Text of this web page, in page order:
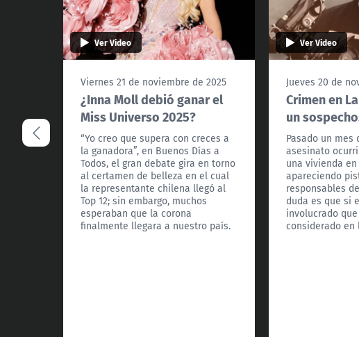
Ver Video
Viernes 21 de noviembre de 2025
¿Inna Moll debió ganar el
Miss Universo 2025?
“Yo creo que supera con creces a
la ganadora”, en Buenos Días a
Todos, el gran debate gira en torno
al certamen de belleza en el cual
la representante chilena llegó al
Top 12; sin embargo, muchos
esperaban que la corona
finalmente llegara a nuestro país.
Ver Video
Jueves 20 de
Crimen en
un
Pasado un
asesinato
una vivienda
apareciendo
responsables
duda es que si
involucrado
considerado en